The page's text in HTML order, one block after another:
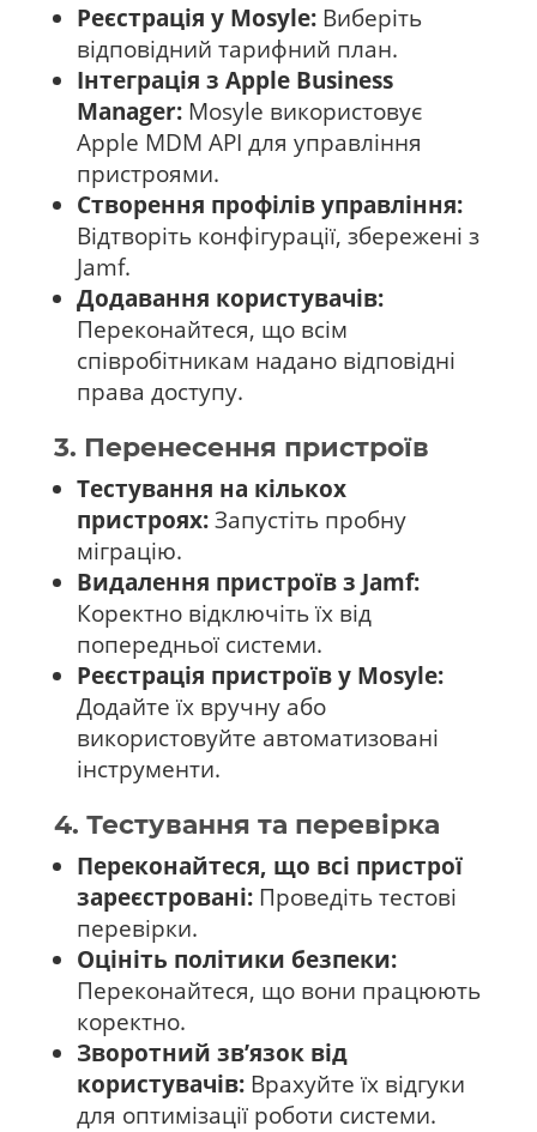
Реєстрація у Mosyle:Виберіть
відповідний тарифний план.
Інтеграція з Apple Business
Manager:Mosyle використовує
Apple MDM API для управління
пристроями.
Створення профілів управління:
Відтворіть конфігурації, збережені з
Jamf.
Додавання користувачів:
Переконайтеся, що всім
співробітникам надано відповідні
права доступу.
3. Перенесення пристроїв
Тестування на кількох
пристроях:Запустіть пробну
міграцію.
Видалення пристроїв з Jamf:
Коректно відключіть їх від
попередньої системи.
Реєстрація пристроїв у Mosyle:
Додайте їх вручну або
використовуйте автоматизовані
інструменти.
4. Тестування та перевірка
Переконайтеся, що всі пристрої
зареєстровані:Проведіть тестові
перевірки.
Оцініть політики безпеки:
Переконайтеся, що вони працюють
коректно.
Зворотний зв’язок від
користувачів:Врахуйте їх відгуки
для оптимізації роботи системи.